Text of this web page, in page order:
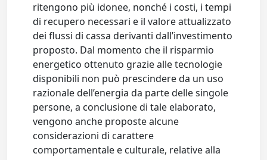
ritengono più idonee, nonché i costi, i tempi
di recupero necessari e il valore attualizzato
dei flussi di cassa derivanti dall’investimento
proposto. Dal momento che il risparmio
energetico ottenuto grazie alle tecnologie
disponibili non può prescindere da un uso
razionale dell’energia da parte delle singole
persone, a conclusione di tale elaborato,
vengono anche proposte alcune
considerazioni di carattere
comportamentale e culturale, relative alla